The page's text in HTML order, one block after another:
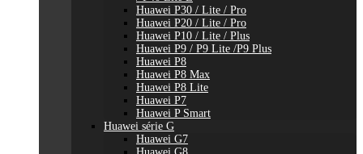
Huawei P30 / Lite / Pro
Huawei P20 / Lite / Pro
Huawei P10 / Lite / Plus
Huawei P9 / P9 Lite /P9 Plus
Huawei P8
Huawei P8 Max
Huawei P8 Lite
Huawei P7
Huawei P Smart
Huawei série G
Huawei G7